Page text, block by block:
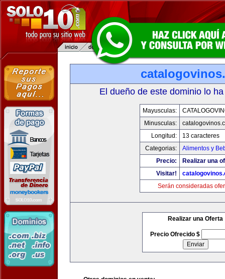
El dueño de este dominio lo
Mayusculas:
Minusculas:
Longitud:
13 caracteres
Categorias:
Alimentos y
Precio:
Realizar una
Visitar!
Serán consideradas
Realizar una Oferta
Precio Ofrecido $